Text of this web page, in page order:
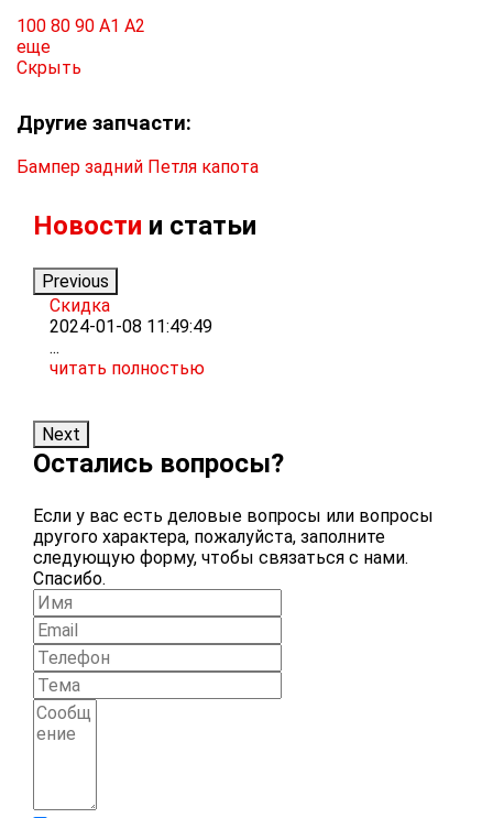
100 80 90 A1 A2
еще
Скрыть
Другие запчасти:
Бампер задний Петля капота
Новости и статьи
Previous
Скидка
2024-01-08 11:49:49
...
читать полностью
Next
Остались вопросы?
Если у вас есть деловые вопросы или вопросы
другого характера, пожалуйста, заполните
следующую форму, чтобы связаться с нами.
Спасибо.